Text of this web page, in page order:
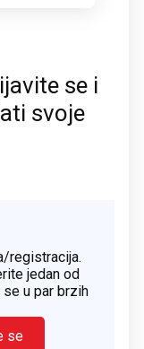
se i
svoje
registracija.
jedan od
u par brzih
se